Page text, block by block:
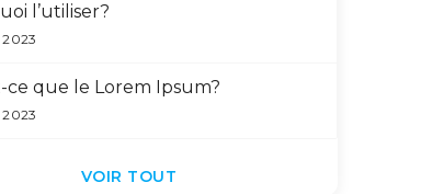
l’utiliser?
ce que le Lorem Ipsum?
VOIR TOUT